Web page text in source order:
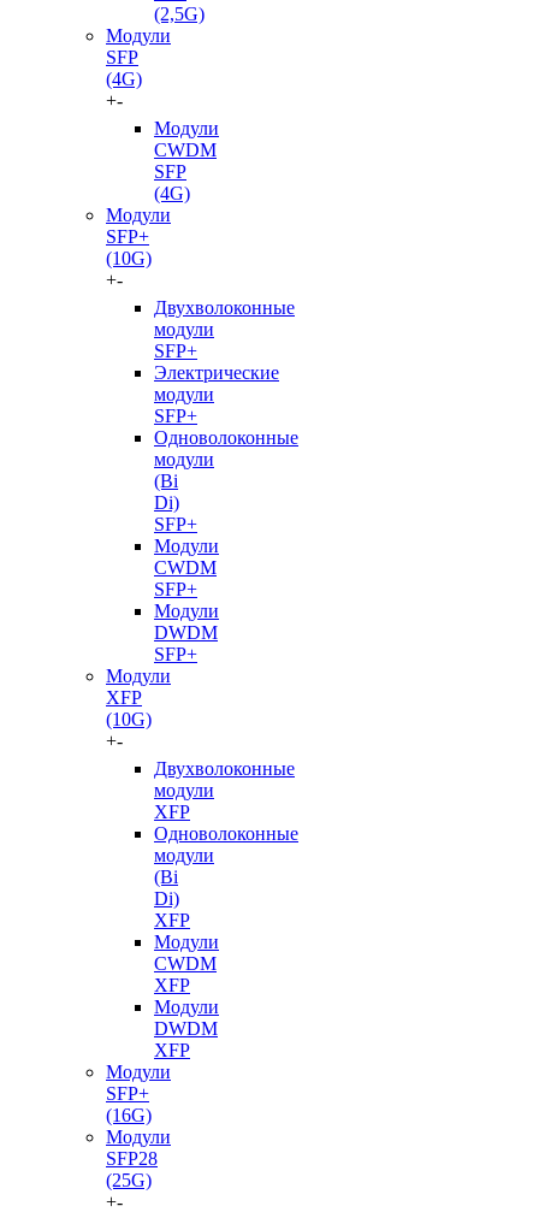
(2,5G)
Модули
SFP
(4G)
+-
Модули
CWDM
SFP
(4G)
Модули
SFP+
(10G)
+-
Двухволоконные
модули
SFP+
Электрические
модули
SFP+
Одноволоконные
модули
(Bi
Di)
SFP+
Модули
CWDM
SFP+
Модули
DWDM
SFP+
Модули
XFP
(10G)
+-
Двухволоконные
модули
XFP
Одноволоконные
модули
(Bi
Di)
XFP
Модули
CWDM
XFP
Модули
DWDM
XFP
Модули
SFP+
(16G)
Модули
SFP28
(25G)
+-